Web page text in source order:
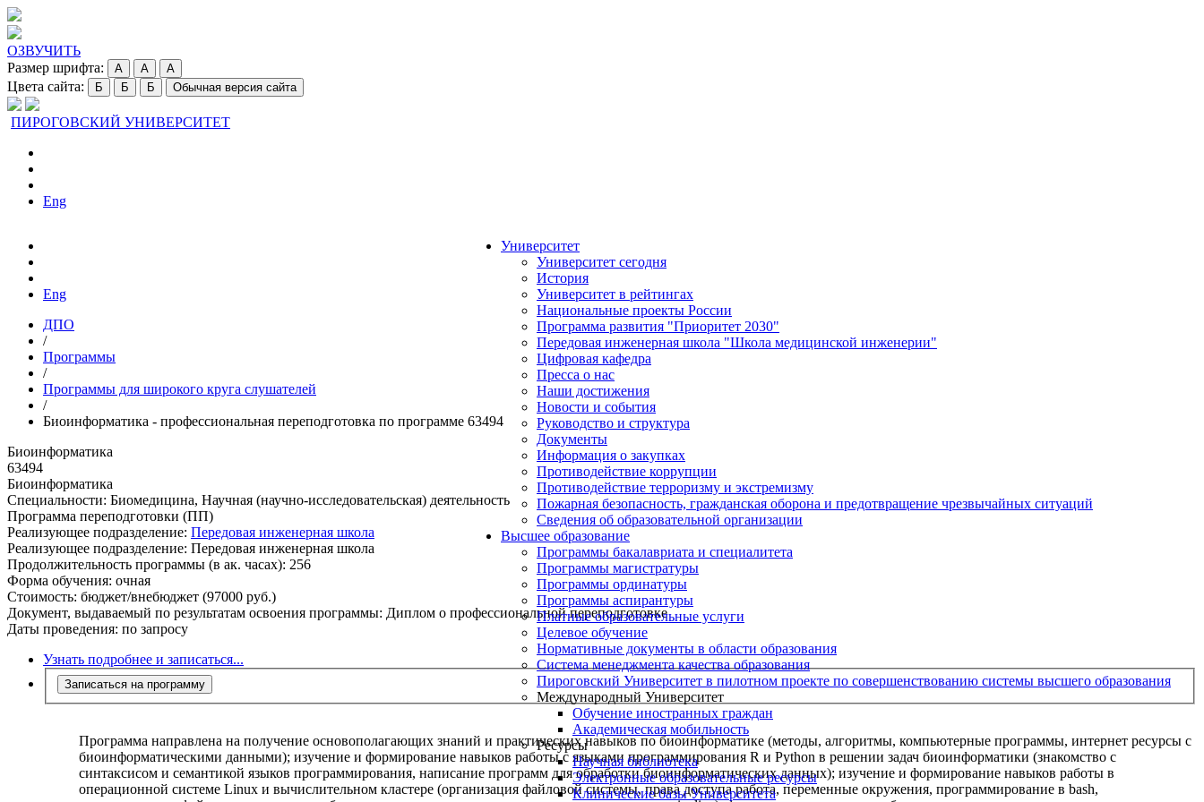
ОЗВУЧИТЬ
Размер шрифта:
A A A
Цвета сайта: Б Б Б Обычная версия сайта
ПИРОГОВСКИЙ УНИВЕРСИТЕТ
Eng
Университет
Университет сегодня
История
Университет в рейтингах
Национальные проекты России
Программа развития "Приоритет 2030"
Передовая инженерная школа "Школа медицинской инженерии"
Цифровая кафедра
Пресса о нас
Наши достижения
Новости и события
Руководство и структура
Документы
Информация о закупках
Противодействие коррупции
Противодействие терроризму и экстремизму
Пожарная безопасность, гражданская оборона и предотвращение чрезвычайных ситуаций
Сведения об образовательной организации
Высшее образование
Программы бакалавриата и специалитета
Программы магистратуры
Программы ординатуры
Программы аспирантуры
Платные образовательные услуги
Целевое обучение
Нормативные документы в области образования
Система менеджмента качества образования
Пироговский Университет в пилотном проекте по совершенствованию системы высшего образования
Международный Университет
Обучение иностранных граждан
Академическая мобильность
Ресурсы
Научная библиотека
Электронные образовательные ресурсы
Клинические базы Университета
Eng
ДПО
/
Программы
/
Программы для широкого круга слушателей
/
Биоинформатика - профессиональная переподготовка по программе 63494
Биоинформатика
63494
Биоинформатика
Специальности: Биомедицина, Научная (научно-исследовательская) деятельность
Программа переподготовки (ПП)
Реализующее подразделение: Передовая инженерная школа
Реализующее подразделение: Передовая инженерная школа
Продолжительность программы (в ак. часах): 256
Форма обучения: очная
Стоимость: бюджет/внебюджет (97000 руб.)
Документ, выдаваемый по результатам освоения программы: Диплом о профессиональной переподготовке
Даты проведения: по запросу
Узнать подробнее и записаться...
Записаться на программу
Программа направлена на получение основополагающих знаний и практических навыков по биоинформатике (методы, алгоритмы, компьютерные программы, интернет ресурсы с
биоинформатическими данными); изучение и формирование навыков работы с языками программирования R и Python в решении задач биоинформатики (знакомство с
синтаксисом и семантикой языков программирования, написание программ для обработки биоинформатических данных); изучение и формирование навыков работы в
операционной системе Linux и вычислительном кластере (организация файловой системы, права доступа работа, переменные окружения, программирование в bash,